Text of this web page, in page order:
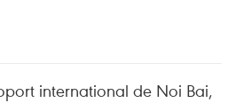
international de Noi Bai,